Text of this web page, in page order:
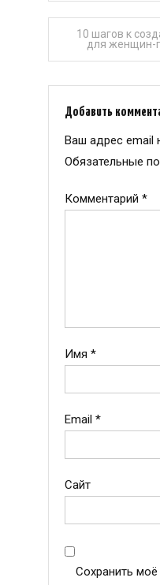
записям
10 шагов к
для женщин-
Добавить
Ваш адрес email
Обязательные
Комментарий *
Имя *
Email *
Сайт
Сохранить